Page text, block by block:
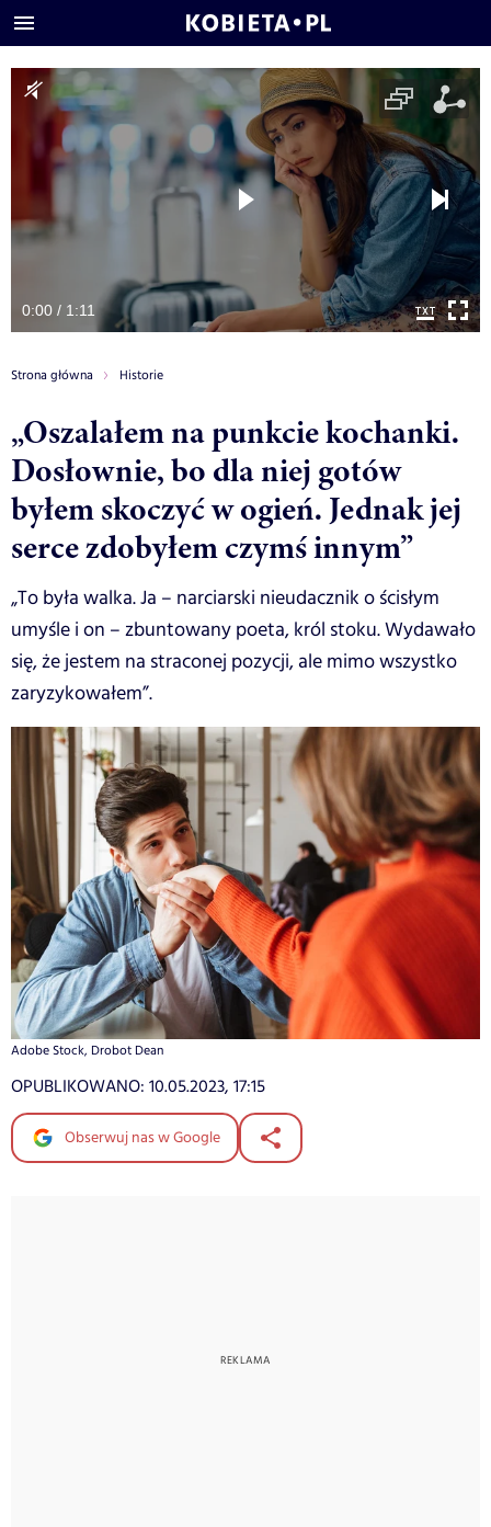
0:00 / 1:11
Strona główna Historie
„Oszalałem na punkcie kochanki.
Dosłownie, bo dla niej gotów
byłem skoczyć w ogień. Jednak jej
serce zdobyłem czymś innym”
„To była walka. Ja – narciarski nieudacznik o ścisłym
umyśle i on – zbuntowany poeta, król stoku. Wydawało
się, że jestem na straconej pozycji, ale mimo wszystko
zaryzykowałem”.
Adobe Stock, Drobot Dean
OPUBLIKOWANO: 10.05.2023, 17:15
Obserwuj nas w Google